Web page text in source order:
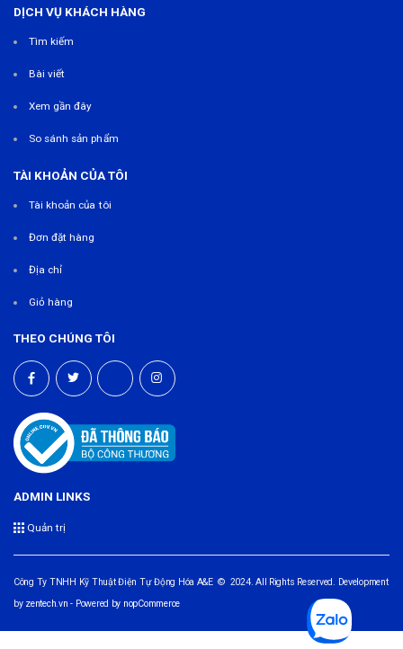
DỊCH VỤ KHÁCH HÀNG
Tìm kiếm
Bài viết
Xem gần đây
So sánh sản phẩm
TÀI KHOẢN CỦA TÔI
Tài khoản của tôi
Đơn đặt hàng
Địa chỉ
Giỏ hàng
THEO CHÚNG TÔI
ADMIN LINKS
Quản trị
Công Ty TNHH Kỹ Thuật Điện Tự Động Hóa A&E © 2024. All Rights Reserved. Development
by zentech.vn - Powered by nopCommerce